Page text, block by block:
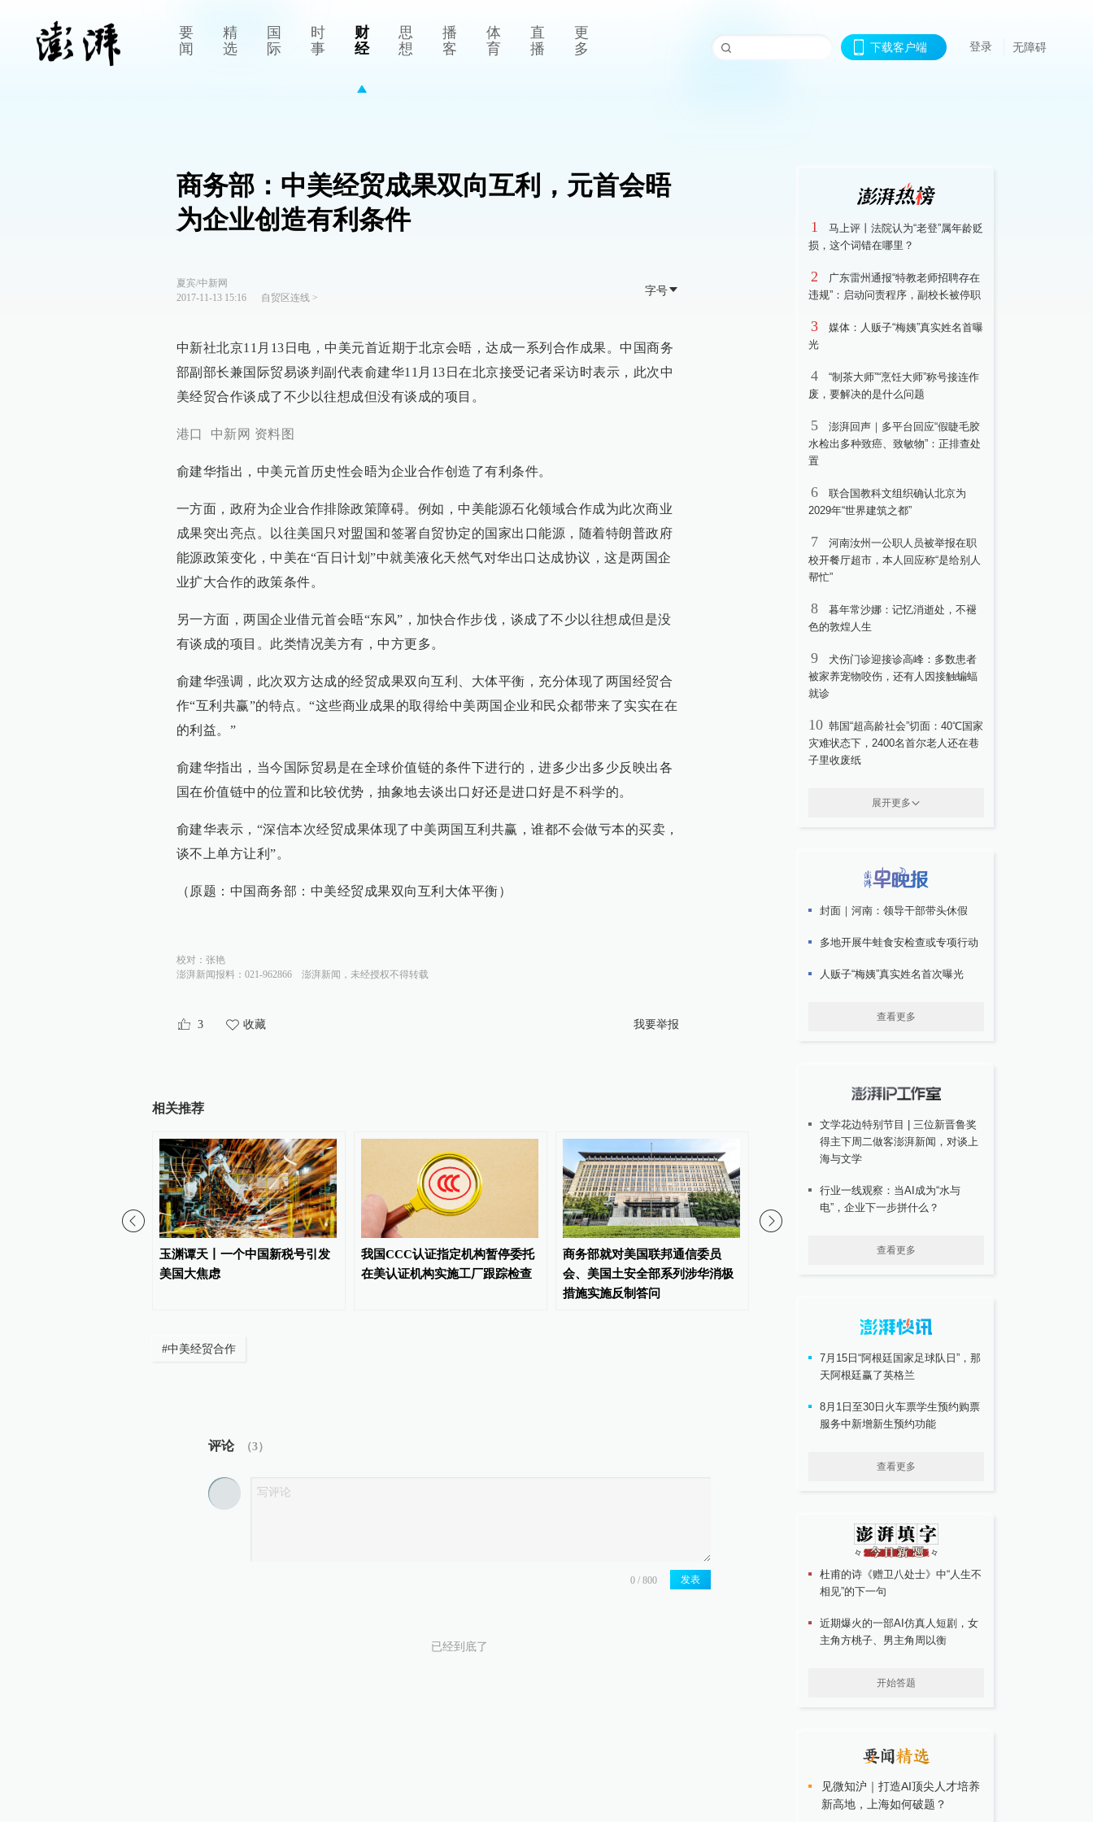
要
闻
精
选
国
际
时
事
财
经
思
想
播
客
体
育
直
播
更
多
下载客户端 登录 无障碍
商务部：中美经贸成果双向互利，元首会晤
为企业创造有利条件
夏宾/中新网
2017-11-13 15:16
自贸区连线>
字号
中新社北京11月13日电，中美元首近期于北京会晤，达成一系列合作成果。中国商务
部副部长兼国际贸易谈判副代表俞建华11月13日在北京接受记者采访时表示，此次中
美经贸合作谈成了不少以往想成但没有谈成的项目。
港口 中新网 资料图
俞建华指出，中美元首历史性会晤为企业合作创造了有利条件。
一方面，政府为企业合作排除政策障碍。例如，中美能源石化领域合作成为此次商业
成果突出亮点。以往美国只对盟国和签署自贸协定的国家出口能源，随着特朗普政府
能源政策变化，中美在“百日计划”中就美液化天然气对华出口达成协议，这是两国企
业扩大合作的政策条件。
另一方面，两国企业借元首会晤“东风”，加快合作步伐，谈成了不少以往想成但是没
有谈成的项目。此类情况美方有，中方更多。
俞建华强调，此次双方达成的经贸成果双向互利、大体平衡，充分体现了两国经贸合
作“互利共赢”的特点。“这些商业成果的取得给中美两国企业和民众都带来了实实在在
的利益。”
俞建华指出，当今国际贸易是在全球价值链的条件下进行的，进多少出多少反映出各
国在价值链中的位置和比较优势，抽象地去谈出口好还是进口好是不科学的。
俞建华表示，“深信本次经贸成果体现了中美两国互利共赢，谁都不会做亏本的买卖，
谈不上单方让利”。
（原题：中国商务部：中美经贸成果双向互利大体平衡）
校对： 张艳
澎湃新闻报料：021-962866
澎湃新闻，未经授权不得转载
3 收藏 我要举报
相关推荐
玉渊谭天丨一个中国新税号引发
美国大焦虑
我国CCC认证指定机构暂停委托
在美认证机构实施工厂跟踪检查
商务部就对美国联邦通信委员
会、美国土安全部系列涉华消极
措施实施反制答问
商务部：对相关进口打印复印办
#中美经贸合作
评论 （3）
发表
已经到底了
1
马上评丨法院认为“老登”属年龄贬
损，这个词错在哪里？
2
广东雷州通报“特教老师招聘存在
违规”：启动问责程序，副校长被停职
3
媒体：人贩子“梅姨”真实姓名首曝
光
4
“制茶大师”“烹饪大师”称号接连作
废，要解决的是什么问题
5
澎湃回声｜多平台回应“假睫毛胶
水检出多种致癌、致敏物”：正排查处
置
6
联合国教科文组织确认北京为
2029年“世界建筑之都”
7
河南汝州一公职人员被举报在职
校开餐厅超市，本人回应称“是给别人
帮忙”
8
暮年常沙娜：记忆消逝处，不褪
色的敦煌人生
9
犬伤门诊迎接诊高峰：多数患者
被家养宠物咬伤，还有人因接触蝙蝠
就诊
10 韩国“超高龄社会”切面：40℃国家
灾难状态下，2400名首尔老人还在巷
子里收废纸
展开更多
封面｜河南：领导干部带头休假
多地开展牛蛙食安检查或专项行动
人贩子“梅姨”真实姓名首次曝光
查看更多
文学花边特别节目 | 三位新晋鲁奖
得主下周二做客澎湃新闻，对谈上
海与文学
行业一线观察：当AI成为“水与
电”，企业下一步拼什么？
查看更多
7月15日“阿根廷国家足球队日”，那
天阿根廷赢了英格兰
8月1日至30日火车票学生预约购票
服务中新增新生预约功能
查看更多
杜甫的诗《赠卫八处士》中“人生不
相见”的下一句
近期爆火的一部AI仿真人短剧，女
主角方桃子、男主角周以衡
开始答题
见微知沪｜打造AI顶尖人才培养
新高地，上海如何破题？